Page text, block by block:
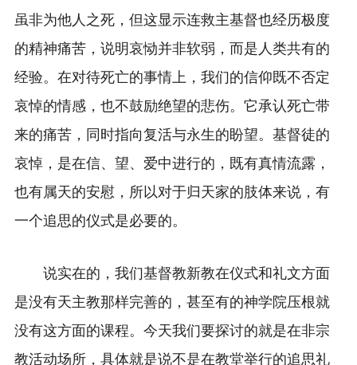
虽非为他人之死，但这显示连救主基督也经历极度
的精神痛苦，说明哀恸并非软弱，而是人类共有的
经验。在对待死亡的事情上，我们的信仰既不否定
哀悼的情感，也不鼓励绝望的悲伤。它承认死亡带
来的痛苦，同时指向复活与永生的盼望。基督徒的
哀悼，是在信、望、爱中进行的，既有真情流露，
也有属天的安慰，所以对于归天家的肢体来说，有
一个追思的仪式是必要的。
说实在的，我们基督教新教在仪式和礼文方面
是没有天主教那样完善的，甚至有的神学院压根就
没有这方面的课程。今天我们要探讨的就是在非宗
教活动场所，具体就是说不是在教堂举行的追思礼